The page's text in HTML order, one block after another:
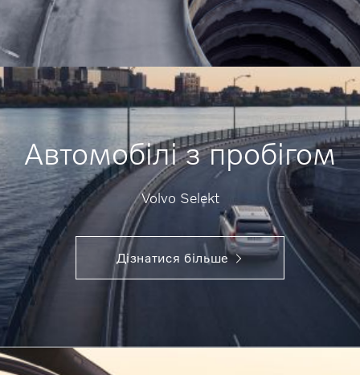
Автомобілі з пробігом
Volvo Selekt
Дізнатися більше